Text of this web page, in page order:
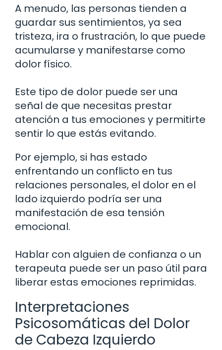
A menudo, las personas tienden a
guardar sus sentimientos, ya sea
tristeza, ira o frustración, lo que puede
acumularse y manifestarse como
dolor físico.
Este tipo de dolor puede ser una
señal de que necesitas prestar
atención a tus emociones y permitirte
sentir lo que estás evitando.
Por ejemplo, si has estado
enfrentando un conflicto en tus
relaciones personales, el dolor en el
lado izquierdo podría ser una
manifestación de esa tensión
emocional.
Hablar con alguien de confianza o un
terapeuta puede ser un paso útil para
liberar estas emociones reprimidas.
Interpretaciones
Psicosomáticas del Dolor
de Cabeza Izquierdo